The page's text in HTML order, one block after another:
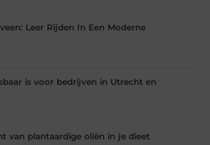
Leer Rijden In Een Moderne
is voor bedrijven in Utrecht en
van plantaardige oliën in je dieet